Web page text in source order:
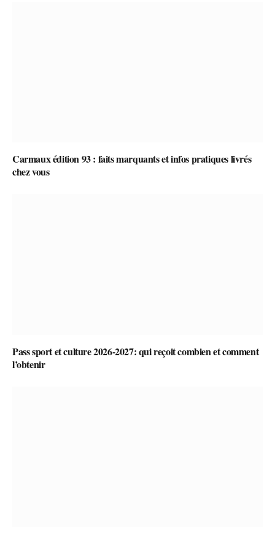
Carmaux édition 93 : faits marquants et infos pratiques livrés
chez vous
Pass sport et culture 2026-2027: qui reçoit combien et comment
l’obtenir